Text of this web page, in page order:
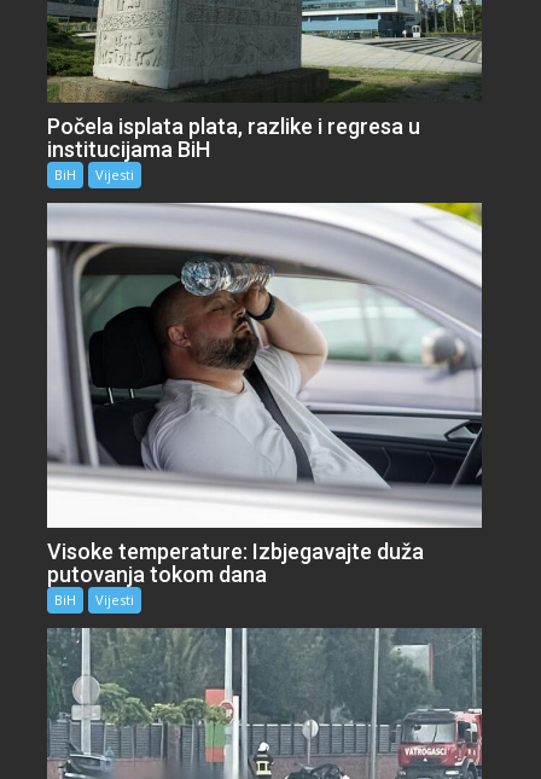
Počela isplata plata, razlike i regresa u
institucijama BiH
BiH Vijesti
Visoke temperature: Izbjegavajte duža
putovanja tokom dana
BiH Vijesti